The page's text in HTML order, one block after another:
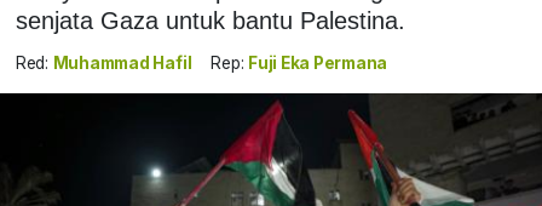
senjata Gaza untuk bantu Palestina.
Red: Muhammad Hafil Rep: Fuji Eka Permana